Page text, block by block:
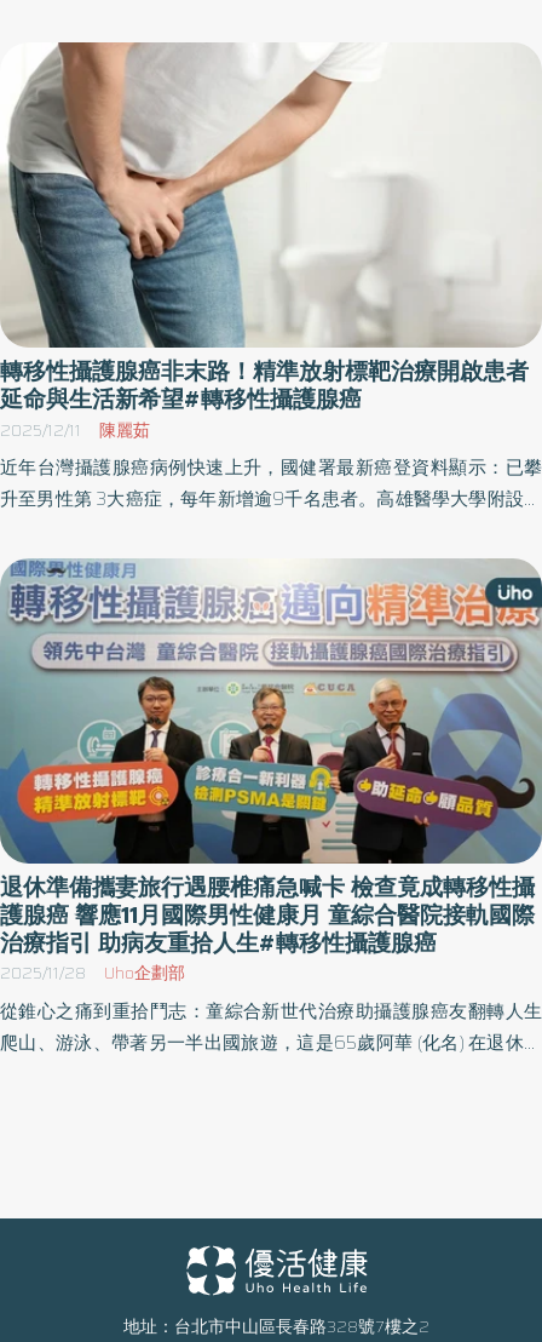
部治療、荷爾蒙治療與新一代藥物後，病情仍逐步惡化，且因年紀
與身體狀況，不適合接受化療。在幾乎臥床的情況下，病人與家屬
仍積極尋找治療機會。 洪健華醫師提到，病患透過正子影像檢查，
確認腫瘤在多處轉移，且PSMA表現明顯後，患者進一步接受精準放
射標靶治療。治療期間，PSA逐漸下降，骨頭疼痛獲得控制，整體
狀況維持穩定，且未出現明顯嚴重副作用。 洪健華醫師指出，即使
是高齡且病程較晚期的患者，過去可能因為身體狀況無法耐受毒性
較高的治療，而今若能掌握腫瘤特性並選擇合適治療，仍有機會在
控制病情與生活品質之間取得平衡。 PSA反彈，是癌細胞轉變的訊
號 攝護腺乃位於膀胱出口附近的腺體，當其發生癌變，且癌細胞擴
散至骨頭、肝臟或肺部等器官，且超出骨盆腔範圍，即屬轉移性攝
護腺癌。洪健華醫師說明，在台灣臨床中，約有近3成患者在確診時
就已進入轉移階段。 在治療上，抑制男性荷爾蒙是重要核心，藉此
切斷癌細胞的生長來源。然而洪健華醫師提到，隨著時間推移，癌
細胞可能逐漸產生突變，適應低荷爾蒙環境，轉而以其他機制存
「轉移性荷爾蒙抗性攝護腺癌」的階段確實較為棘手，尤其對於原
本已是轉移性患者而言，代表疾病進入更後期的狀態。但他強調，
荷爾蒙抗性並非無藥可醫，而是治療策略需要調整的關鍵時刻。 精
準檢測，決定後續治療方向 面對疾病進入轉折點，是否進行精準檢
測，將直接影響後續治療選擇。洪健華醫師說明，目前臨床上主要
透過兩種方式了解腫瘤特性。一是基因檢測，觀察是否存在如BRCA
等特定突變，若檢測出結果，可進一步使用對應的標靶藥物；但實
務上，檢測面臨檢體品質不佳或困難取得、費用負擔及患者接受度
等諸多挑戰。 另一個重要工具則是PSMA影像檢查。透過正子攝
影，可以觀察腫瘤表面是否具有PSMA表現，並評估其強度。若表現
明顯，便可進一步考慮後續對應的精準放射標靶治療。 洪健華醫師
指出，目前國際治療指引（如美國NCCN、歐洲ESMO等）皆建議，
在疾病進展時應透過基因檢測與影像檢查進行更精準的判斷，再依
腫瘤特性選擇治療策略。台灣在治療方向上亦已大致與國際接軌，
包括新型藥物與精準醫療的應用，但在實務上仍可能受到給付條件
與費用影響。洪健華醫師也進一步說明，相較於傳統影像僅能看到
種帶入癌細胞內部，透過放射線粒子精準破壞腫瘤細胞，降低對周
統化療不同，較常見為貧血或血小板下降與口乾，但整體對身體負
擔相對較低，多數患者可耐受。也因此，對於不適合或不願接受化
轉移性攝護腺癌非末路！精準放射標靶治療開啟患者
延命與生活新希望#轉移性攝護腺癌
2025/12/11 陳麗茹
近年台灣攝護腺癌病例快速上升，國健署最新癌登資料顯示：已攀
升至男性第 3大癌症，每年新增逾9千名患者。高雄醫學大學附設中
護腺癌好發年齡，但早期幾乎沒有明顯症狀，許多病人覺得「尿變
慢」或「夜尿比較多」，誤認只是攝護腺肥大症狀，但等到真正有
感覺時，往往已拖到晚期。 李香瑩醫師表示，攝護腺位置深、腫瘤
不壓迫尿道時病人都無感，因此許多人直到腰痠、骨頭痛、甚至走
路腳無力才警覺，就醫檢查才發現癌細胞已轉移至骨骼或脊椎。臨
床上約3成病患初次確診時就是轉移期，甚至因脊髓受壓而出現麻木
與行走困難。「提早篩檢是改變預後的第一步」，目前泌尿科醫學
會也積極希望PSA納入常規健檢，希望降低攝護腺癌「一發現就晚
期」的比率。 荷爾蒙治療逐漸失效後：疾病可能進入「去勢抗性階
段」 若攝護腺癌早期發現，通常能透過局部治療方式控制，但如果
是晚期或轉移性攝護腺癌病人，李香瑩醫師說明，第一線常使用荷
爾蒙治療，藉由抑制雄性激素讓癌細胞減速生長。治療初期常見效
果顯著，但時間久了，癌細胞可能出現新的適應方式，在低雄性激
素環境下仍持續增生。這時 PSA開始上升、影像中腫瘤再度擴大，
就代表疾病進入「轉移性去勢抗性攝護腺癌」（mCRPC）。此階段
惡化速度快，存活期大幅縮短，骨痛、體重下降、疲倦等症狀也更
mCRPC病患具有更高治療反應率。 另一個關鍵工具則是 PSMA
PET/CT。李香瑩醫師解釋，一般PSA是抽血數值，用於追蹤病情；
PSMA則是透過正子攝影把癌細胞的位置「顯影」出來，是決定是否
能接受精準放射標靶治療的必要步驟。 鎦-177精準放射標靶治療：
退休準備攜妻旅行遇腰椎痛急喊卡 檢查竟成轉移性攝
護腺癌 響應11月國際男性健康月 童綜合醫院接軌國際
治療指引 助病友重拾人生#轉移性攝護腺癌
2025/11/28 Uho企劃部
從錐心之痛到重拾鬥志：童綜合新世代治療助攝護腺癌友翻轉人生
爬山、游泳、帶著另一半出國旅遊，這是65歲阿華 (化名) 在退休前
減輕疼痛感並控制病情，重新擁有良好的生活品質，可望接續完成
之冠，領先中台灣接軌國際指引樹立新標竿 攝護腺癌被喻為「男人
地址：台北市中山區長春路328號7樓之2